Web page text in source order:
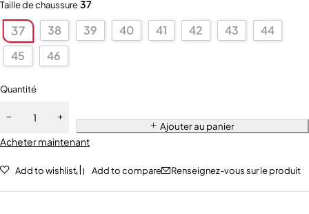
Taille de chaussure37
37 38 39 40 41 42 43
44
45
46
Quantité
Ajouter au panier
Acheter maintenant
Add to wishlist Add to compare Renseignez-vous sur le produit